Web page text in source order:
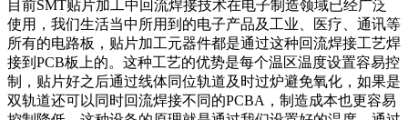
目前SMT贴片加工中回流焊接技术在电子制造领域已经广泛
使用，我们生活当中所用到的电子产品及工业、医疗、通讯等
所有的电路板，贴片加工元器件都是通过这种回流焊接工艺焊
接到PCB板上的。这种工艺的优势是每个温区温度设置容易控
制，贴片好之后通过线体同位轨道及时过炉避免氧化，如果是
双轨道还可以同时回流焊接不同的PCBA，制造成本也更容易